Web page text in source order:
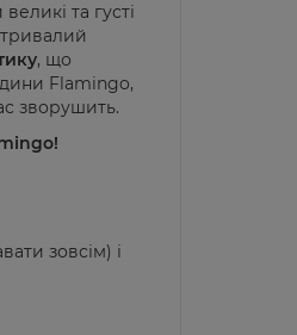
та густі
, що
Flamingo,
зворушить.
зовсім) і